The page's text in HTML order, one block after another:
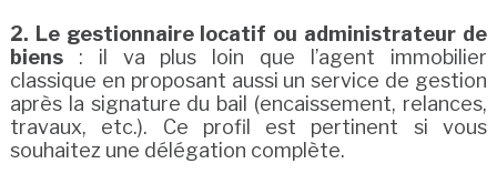
2. Le gestionnaire locatif ou administrateur de
biens: il va plus loin que l’agent immobilier
classique en proposant aussi un service de gestion
après la signature du bail (encaissement, relances,
travaux, etc.). Ce profil est pertinent si vous
souhaitez une délégation complète.